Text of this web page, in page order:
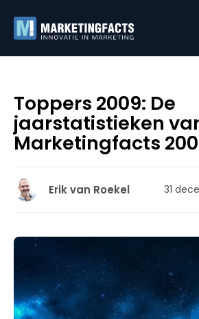
Toppers 2009: De
jaarstatistieken
Marketingfacts
Erik van Roekel 31